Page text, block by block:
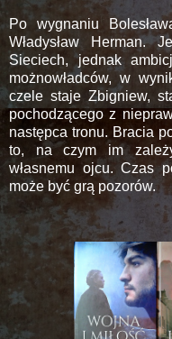
Po wygnaniu
Władysław Herman.
Sieciech, jednak
możnowładców, w
czele staje Zbigniew,
pochodzącego z
następca tronu. Bracia
to, na czym im
własnemu ojcu. Czas
może być grą pozorów.